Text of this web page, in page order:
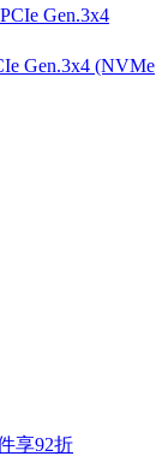
Gen.3x4 (NVMe
享92折